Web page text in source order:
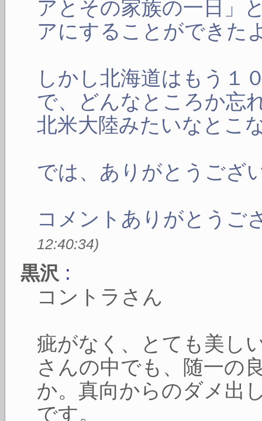
アとその家族の一日」
アにすることができた
しかし北海道はもう１
で、どんなところか忘
北米大陸みたいなとこ
では、ありがとうござ
コメントありがとう
12:40:34)
黒沢 :
コントラさん
疵がなく、とても美し
さんの中でも、随一の
か。真向からのダメ出
です。